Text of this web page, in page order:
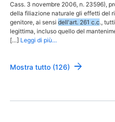
Cass. 3 novembre 2006, n. 23596),
della filiazione naturale gli effetti del
genitore, ai sensi dell'art. 261 c.c.,
legittima, incluso quello del
[…] Leggi di più…
Mostra tutto (126)